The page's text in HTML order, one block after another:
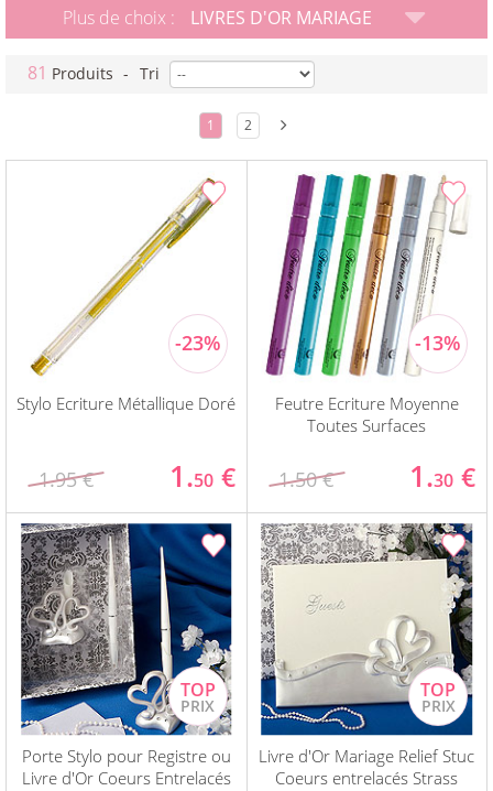
Payez votre commande en 4X sans frais
Plus de choix : LIVRES D'OR MARIAGE
81 Produits - Tri
1 2
Stylo Ecriture Métallique Doré
1.95 € 1.50 €
Feutre Ecriture Moyenne
Toutes Surfaces
1.50 € 1.30 €
Porte Stylo pour Registre ou
Livre d'Or Coeurs Entrelacés
Livre d'Or Mariage Relief Stuc
Coeurs entrelacés Strass